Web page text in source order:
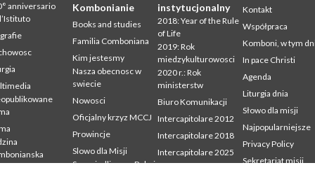
anniversario
Kombonianie
Books and studies
Familia Comboniana
Kim jestesmy
Nasza obecnosc w
swiecie
Nowosci
Oficjalny krzyz MCCJ
Prowincje
Slowo dla Misji
Sprawiedliwosc, Pokoj
instytucjonalny
2018: Year of the Rule
of Life
2019: Rok
miedzykulturowosci
2020 r.: Rok
ministerstw
Biuro Komunikacji
Intercapitolare 2012
Intercapitolare 2018
Intercapitolare 2025
Kontakt
Współpraca
Komboni, w tym
In pace Christi
Agenda
Liturgia dnia
Słowo dla misji
Najpopularniejsze
Privacy Policy
Sekretariat misji